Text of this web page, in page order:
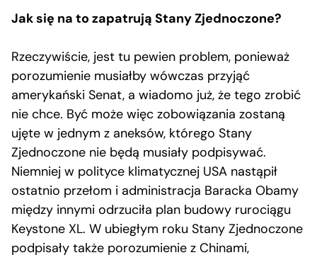
Jak się na to zapatrują Stany Zjednoczone?
Rzeczywiście, jest tu pewien problem, ponieważ
porozumienie musiałby wówczas przyjąć
amerykański Senat, a wiadomo już, że tego zrobić
nie chce. Być może więc zobowiązania zostaną
ujęte w jednym z aneksów, którego Stany
Zjednoczone nie będą musiały podpisywać.
Niemniej w polityce klimatycznej USA nastąpił
ostatnio przełom i administracja Baracka Obamy
między innymi odrzuciła plan budowy rurociągu
Keystone XL. W ubiegłym roku Stany Zjednoczone
podpisały także porozumienie z Chinami,